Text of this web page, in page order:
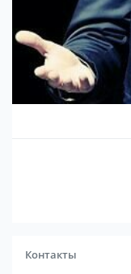
Контакты